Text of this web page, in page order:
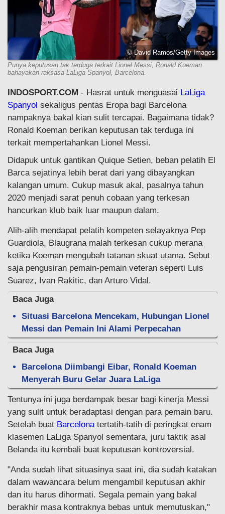
© David Ramos/Getty Images
Punya keputusan tak terduga terkait Lionel Messi, Ronald Koeman
bahayakan raksasa LaLiga Spanyol, Barcelona.
INDOSPORT.COM - Hasrat untuk menguasai LaLiga
Spanyol sekaligus pentas Eropa bagi Barcelona
nampaknya bakal kian sulit tercapai. Bagaimana tidak?
Ronald Koeman berikan keputusan tak terduga ini
terkait mempertahankan Lionel Messi.
Didapuk untuk gantikan Quique Setien, beban pelatih El
Barca sejatinya lebih berat dari yang dibayangkan
kalangan umum. Cukup masuk akal, pasalnya tahun
2020 menjadi sarat penuh cobaan yang terkesan
hancurkan klub baik luar maupun dalam.
Alih-alih mendapat pelatih kompeten selayaknya Pep
Guardiola, Blaugrana malah terkesan cukup merana
ketika Koeman mengubah tatanan skuat utama. Sebut
saja pengusiran pemain-pemain veteran seperti Luis
Suarez, Ivan Rakitic, dan Arturo Vidal.
Baca Juga
Situasi Barcelona Mencekam, Hubungan Lionel
Messi dan Pemain Ini Alami Perpecahan
Baca Juga
Barcelona Diimbangi Eibar, Ronald Koeman
Menyerah Buru Gelar Juara LaLiga
Tentunya ini juga berdampak besar bagi kinerja Messi
yang sulit untuk beradaptasi dengan para pemain baru.
Setelah buat Barcelona tertatih-tatih di peringkat enam
klasemen LaLiga Spanyol sementara, juru taktik asal
Belanda itu kembali buat keputusan kontroversial.
"Anda sudah lihat situasinya saat ini, dia sudah katakan
dalam wawancara belum mengambil keputusan akhir
dan itu harus dihormati. Segala pemain yang bakal
berakhir masa kontraknya bebas untuk memutuskan,"